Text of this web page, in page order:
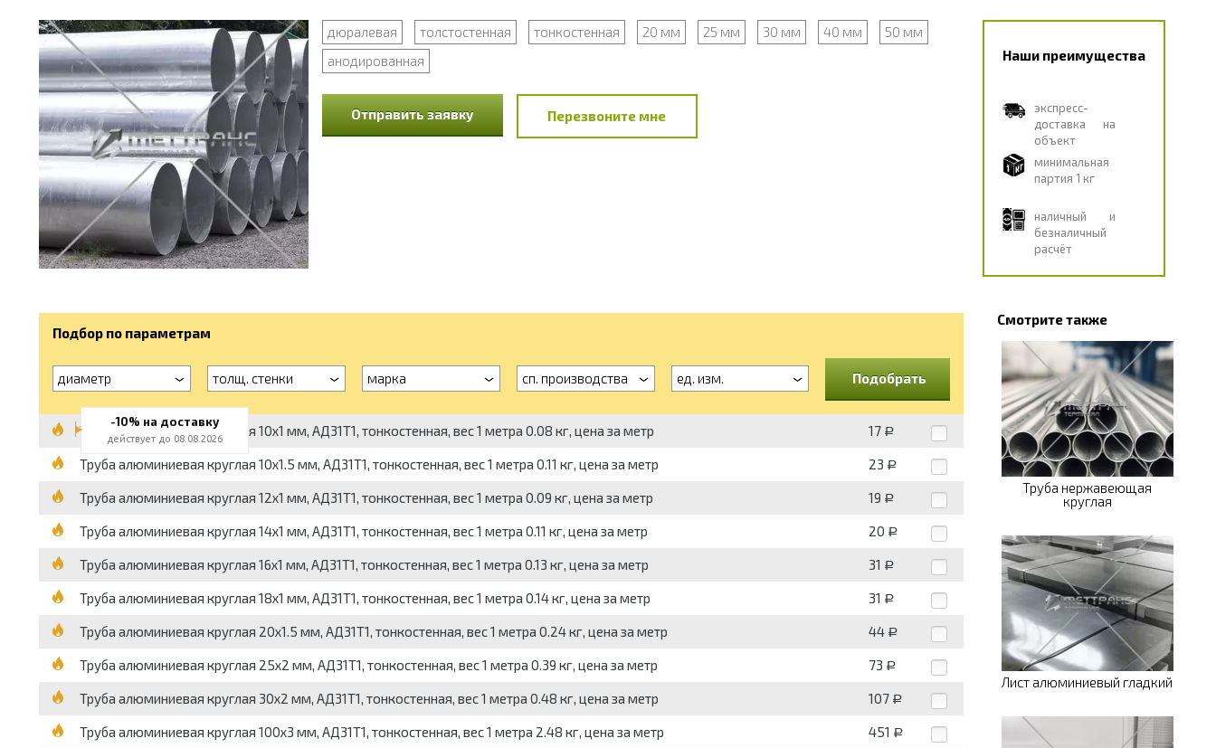
дюралевая толстостенная тонкостенная 20 мм 25 мм 30 мм 40 мм
50 мм
анодированная
Отправить заявку Перезвоните мне
Наши преимущества
экспресс-
доставка на
объект
минимальная
партия 1 кг
наличный и
безналичный
расчёт
Подбор по параметрам
диаметр толщ. стенки марка сп. производства ед. изм. Подобрать
Труба алюминиевая круглая 10x1 мм, АД31Т1, тонкостенная, вес 1 метра 0.08 кг, цена за метр 17 Р
Труба алюминиевая круглая 10x1.5 мм, АД31Т1, тонкостенная, вес 1 метра 0.11 кг, цена за метр 23 Р
Труба алюминиевая круглая 12x1 мм, АД31Т1, тонкостенная, вес 1 метра 0.09 кг, цена за метр 19 Р
Труба алюминиевая круглая 14x1 мм, АД31Т1, тонкостенная, вес 1 метра 0.11 кг, цена за метр 20 Р
Труба алюминиевая круглая 16x1 мм, АД31Т1, тонкостенная, вес 1 метра 0.13 кг, цена за метр 31 Р
Труба алюминиевая круглая 18x1 мм, АД31Т1, тонкостенная, вес 1 метра 0.14 кг, цена за метр 31 Р
Труба алюминиевая круглая 20x1.5 мм, АД31Т1, тонкостенная, вес 1 метра 0.24 кг, цена за метр 44 Р
Труба алюминиевая круглая 25x2 мм, АД31Т1, тонкостенная, вес 1 метра 0.39 кг, цена за метр 73 Р
Труба алюминиевая круглая 30x2 мм, АД31Т1, тонкостенная, вес 1 метра 0.48 кг, цена за метр 107 Р
Труба алюминиевая круглая 100x3 мм, АД31Т1, тонкостенная, вес 1 метра 2.48 кг, цена за метр 451 Р
Смотрите также
Труба нержавеющая
круглая
Лист алюминиевый гладкий
-10% на доставку
действует до 08.08.2026